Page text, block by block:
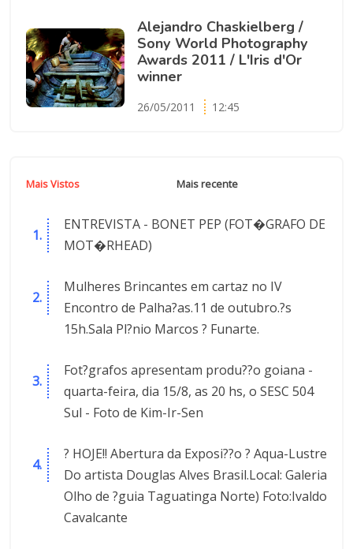
Alejandro Chaskielberg /
Sony World Photography
Awards 2011 / L'Iris d'Or
winner
26/05/2011 12:45
Mais Vistos Mais recente
ENTREVISTA - BONET PEP (FOT�GRAFO DE
MOT�RHEAD)
Mulheres Brincantes em cartaz no IV
Encontro de Palha?as.11 de outubro.?s
15h.Sala Pl?nio Marcos ? Funarte.
Fot?grafos apresentam produ??o goiana -
quarta-feira, dia 15/8, as 20 hs, o SESC 504
Sul - Foto de Kim-Ir-Sen
? HOJE!! Abertura da Exposi??o ? Aqua-Lustre
Do artista Douglas Alves Brasil.Local: Galeria
Olho de ?guia Taguatinga Norte) Foto:Ivaldo
Cavalcante